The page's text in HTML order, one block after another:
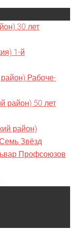
30 лет
1-й
Рабоче-
район) 50 лет
район)
Звёзд
Профсоюзов